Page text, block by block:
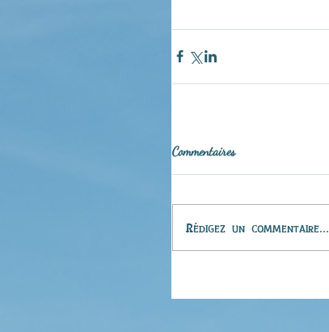
Commentaires
Rédigez un commentaire...